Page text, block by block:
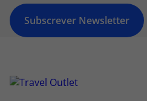
Subscrever Newsletter